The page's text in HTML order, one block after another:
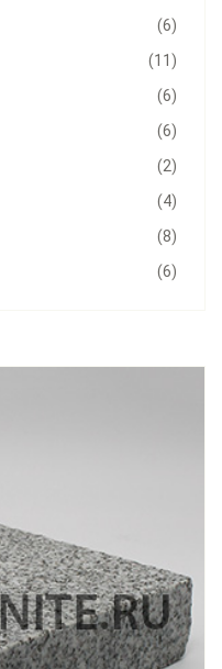
(6)
(11)
(6)
(6)
(2)
(4)
(8)
(6)